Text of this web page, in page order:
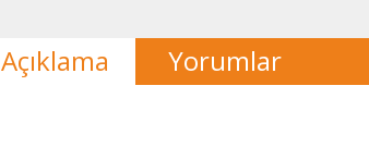
Açıklama Yorumlar